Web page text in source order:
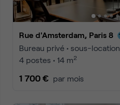
Rue d'Amsterdam, Paris 8
Bureau privé • sous-location
4 postes • 14 m2
1 700 € par mois